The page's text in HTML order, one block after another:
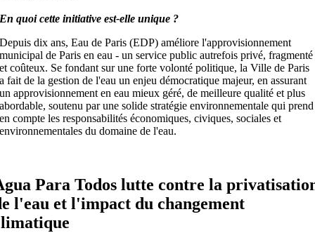
En quoi cette initiative est-elle unique ?
Depuis dix ans, Eau de Paris (EDP) améliore l'approvisionnement
municipal de Paris en eau - un service public autrefois privé, fragmenté
et coûteux. Se fondant sur une forte volonté politique, la Ville de Paris
a fait de la gestion de l'eau un enjeu démocratique majeur, en assurant
un approvisionnement en eau mieux géré, de meilleure qualité et plus
abordable, soutenu par une solide stratégie environnementale qui prend
en compte les responsabilités économiques, civiques, sociales et
environnementales du domaine de l'eau.
Para Todos lutte contre la
l'eau et l'impact du changement